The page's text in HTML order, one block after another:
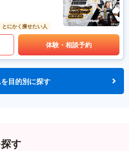
とにかく痩せたい人
体験・相談予約
目的別に探す
す